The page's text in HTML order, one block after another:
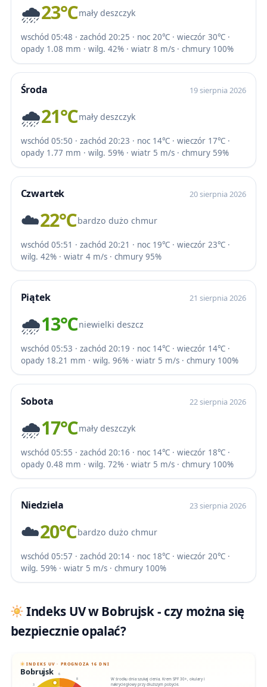
🌧️23℃mały deszczyk
wschód 05:48 · zachód 20:25 · noc 20℃ · wieczór 30℃ ·
opady 1.08 mm · wilg. 42% · wiatr 8 m/s · chmury 100%
Środa 19 sierpnia 2026
🌧️21℃mały deszczyk
wschód 05:50 · zachód 20:23 · noc 14℃ · wieczór 17℃ ·
opady 1.77 mm · wilg. 59% · wiatr 5 m/s · chmury 59%
Czwartek 20 sierpnia 2026
☁️22℃bardzo dużo chmur
wschód 05:51 · zachód 20:21 · noc 19℃ · wieczór 23℃ ·
wilg. 42% · wiatr 4 m/s · chmury 95%
Piątek 21 sierpnia 2026
🌧️13℃niewielki deszcz
wschód 05:53 · zachód 20:19 · noc 14℃ · wieczór 14℃ ·
opady 18.21 mm · wilg. 96% · wiatr 5 m/s · chmury 100%
Sobota 22 sierpnia 2026
🌧️17℃mały deszczyk
wschód 05:55 · zachód 20:16 · noc 14℃ · wieczór 18℃ ·
opady 0.48 mm · wilg. 72% · wiatr 5 m/s · chmury 100%
Niedziela 23 sierpnia 2026
☁️20℃bardzo dużo chmur
wschód 05:57 · zachód 20:14 · noc 18℃ · wieczór 20℃ ·
wilg. 59% · wiatr 5 m/s · chmury 100%
Indeks UV w Bobrujsk - czy można się
bezpiecznie opalać?
INDEKS UV · PROGNOZA 16 DNI
Bobrujsk
3
6
8
W środku dnia szukaj cienia. Krem SPF 30+, okulary i
nakrycie głowy przy dłuższym pobycie.